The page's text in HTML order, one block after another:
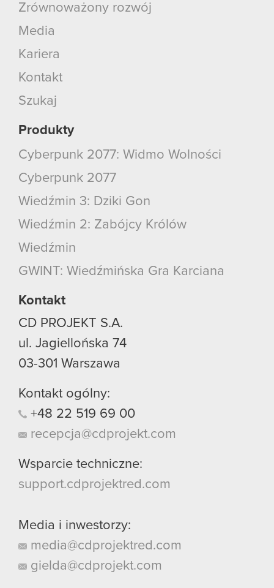
Zrównoważony rozwój
Media
Kariera
Kontakt
Szukaj
Produkty
Cyberpunk 2077: Widmo Wolności
Cyberpunk 2077
Wiedźmin 3: Dziki Gon
Wiedźmin 2: Zabójcy Królów
Wiedźmin
GWINT: Wiedźmińska Gra Karciana
Kontakt
CD PROJEKT S.A.
ul. Jagiellońska 74
03-301 Warszawa
Kontakt ogólny:
+48 22 519 69 00
recepcja@cdprojekt.com
Wsparcie techniczne:
support.cdprojektred.com
Media i inwestorzy:
media@cdprojektred.com
gielda@cdprojekt.com